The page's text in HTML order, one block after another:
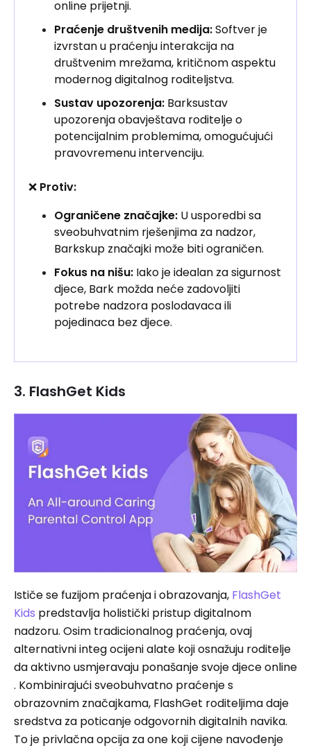
online prijetnji.
Praćenje društvenih medija:Softver je
izvrstan u praćenju interakcija na
društvenim mrežama, kritičnom aspektu
modernog digitalnog roditeljstva.
Sustav upozorenja: Barksustav
upozorenja obavještava roditelje o
potencijalnim problemima, omogućujući
pravovremenu intervenciju.
❌ Protiv:
Ograničene značajke: U usporedbi sa
sveobuhvatnim rješenjima za nadzor,
Barkskup značajki može biti ograničen.
Fokus na nišu: Iako je idealan za sigurnost
djece, Bark možda neće zadovoljiti
potrebe nadzora poslodavaca ili
pojedinaca bez djece.
3. FlashGet Kids
Ističe se fuzijom praćenja i obrazovanja, FlashGet
Kids predstavlja holistički pristup digitalnom
nadzoru. Osim tradicionalnog praćenja, ovaj
alternativni integ ocijeni alate koji osnažuju roditelje
da aktivno usmjeravaju ponašanje svoje djece online
. Kombinirajući sveobuhvatno praćenje s
obrazovnim značajkama, FlashGet roditeljima daje
sredstva za poticanje odgovornih digitalnih navika.
To je privlačna opcija za one koji cijene navođenje